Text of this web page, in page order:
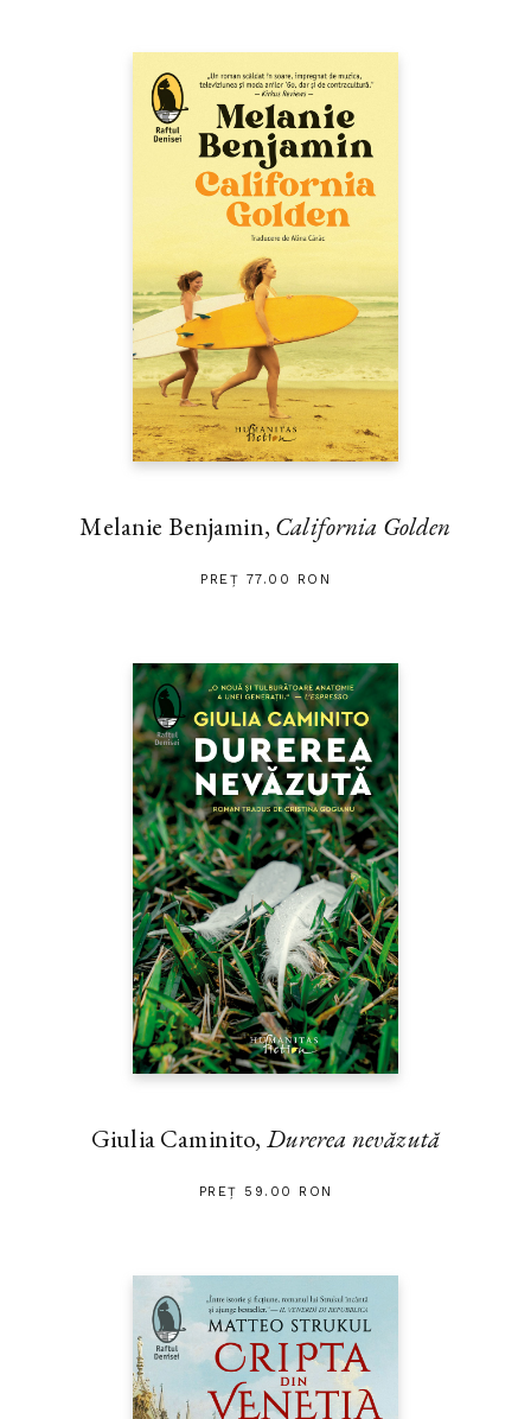
Melanie Benjamin, California Golden
PREȚ 77.00 RON
Giulia Caminito, Durerea nevăzută
PREȚ 59.00 RON